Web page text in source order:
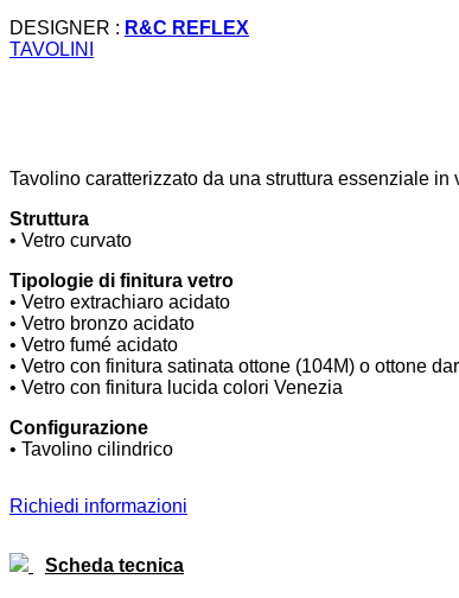
DESIGNER : R&C REFLEX
TAVOLINI
Tavolino caratterizzato da una struttura essenziale
Struttura
• Vetro curvato
Tipologie di finitura vetro
• Vetro extrachiaro acidato
• Vetro bronzo acidato
• Vetro fumé acidato
• Vetro con finitura satinata ottone (104M) o ottone
• Vetro con finitura lucida colori Venezia
Configurazione
• Tavolino cilindrico
Richiedi informazioni
Scheda tecnica